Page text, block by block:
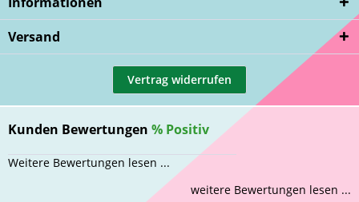
Versand
Vertrag widerrufen
Kunden Bewertungen % Positiv
Weitere Bewertungen lesen ...
weitere Bewertungen lesen ...